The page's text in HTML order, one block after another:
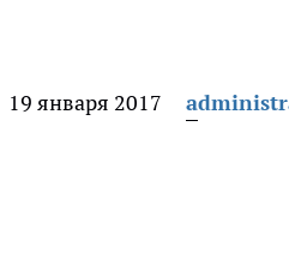
19 января 2017